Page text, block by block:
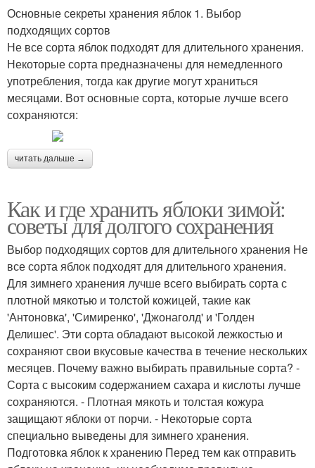
Основные секреты хранения яблок 1. Выбор
подходящих сортов
Не все сорта яблок подходят для длительного хранения.
Некоторые сорта предназначены для немедленного
употребления, тогда как другие могут храниться
месяцами. Вот основные сорта, которые лучше всего
сохраняются:
читать дальше →
Как и где хранить яблоки зимой:
советы для долгого сохранения
Выбор подходящих сортов для длительного хранения Не
все сорта яблок подходят для длительного хранения.
Для зимнего хранения лучше всего выбирать сорта с
плотной мякотью и толстой кожицей, такие как
'Антоновка', 'Симиренко', 'Джонаголд' и 'Голден
Делишес'. Эти сорта обладают высокой лежкостью и
сохраняют свои вкусовые качества в течение нескольких
месяцев. Почему важно выбирать правильные сорта? -
Сорта с высоким содержанием сахара и кислоты лучше
сохраняются. - Плотная мякоть и толстая кожура
защищают яблоки от порчи. - Некоторые сорта
специально выведены для зимнего хранения.
Подготовка яблок к хранению Перед тем как отправить